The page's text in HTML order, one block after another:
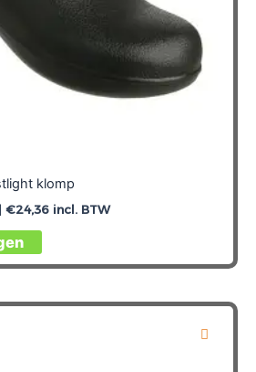
klomp
€24,36incl. BTW
Dit
product
meerdere